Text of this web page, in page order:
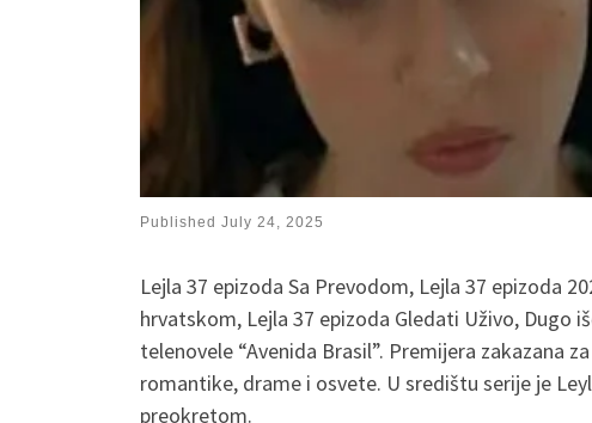
Published July 24, 2025
Lejla 37 epizoda Sa Prevodom, Lejla 37 epizoda
hrvatskom, Lejla 37 epizoda Gledati Uživo, Dugo
telenovele “Avenida Brasil”. Premijera zakazana
romantike, drame i osvete. U središtu serije je
preokretom.